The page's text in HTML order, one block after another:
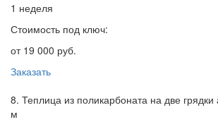
1 неделя
Стоимость под ключ:
от 19 000 руб.
Заказать
8. Теплица из поликарбоната на две
м